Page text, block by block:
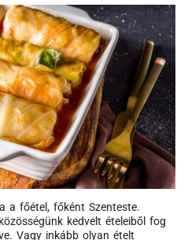
a főétel, főként Szenteste.
kedvelt ételeiből fog
Vagy inkább olyan ételt